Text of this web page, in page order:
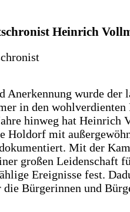
Heinrich
Anerkennung wurde der
in den wohlverdienten
hinweg hat Heinrich
Holdorf mit
Mit der
großen Leidenschaft
Ereignisse fest.
Bürgerinnen und